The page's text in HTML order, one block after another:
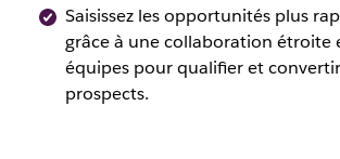
Saisissez les opportunités plus
grâce à une collaboration étroite
équipes pour qualifier et
prospects.